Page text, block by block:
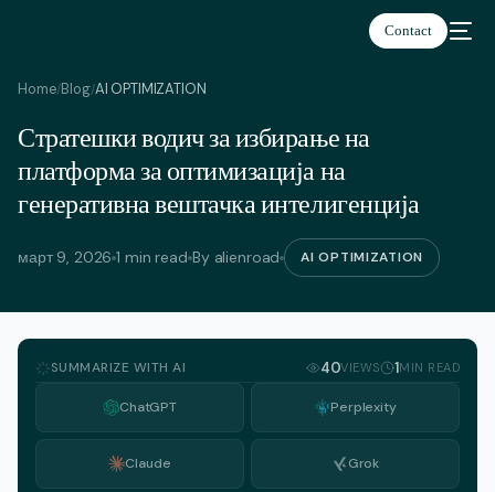
Contact
Home/Blog/AI OPTIMIZATION
Стратешки водич за избирање на
платформа за оптимизација на
генеративна вештачка интелигенција
март 9, 2026 1 min read By alienroad AI OPTIMIZATION
SUMMARIZE WITH AI 40VIEWS 1MIN READ
ChatGPT Perplexity
Claude Grok
македонски